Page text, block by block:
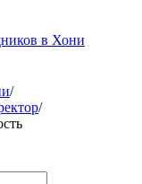
в Хони
/
/